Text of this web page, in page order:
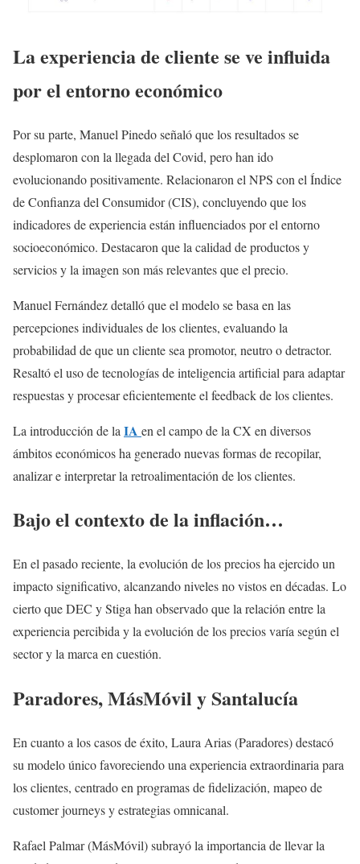
La experiencia de cliente se ve influida
por el entorno económico
Por su parte, Manuel Pinedo señaló que los resultados se
desplomaron con la llegada del Covid, pero han ido
evolucionando positivamente. Relacionaron el NPS con el Índice
de Confianza del Consumidor (CIS), concluyendo que los
indicadores de experiencia están influenciados por el entorno
socioeconómico. Destacaron que la calidad de productos y
servicios y la imagen son más relevantes que el precio.
Manuel Fernández detalló que el modelo se basa en las
percepciones individuales de los clientes, evaluando la
probabilidad de que un cliente sea promotor, neutro o detractor.
Resaltó el uso de tecnologías de inteligencia artificial para adaptar
respuestas y procesar eficientemente el feedback de los clientes.
La introducción de la IA en el campo de la CX en diversos
ámbitos económicos ha generado nuevas formas de recopilar,
analizar e interpretar la retroalimentación de los clientes.
Bajo el contexto de la inflación…
En el pasado reciente, la evolución de los precios ha ejercido un
impacto significativo, alcanzando niveles no vistos en décadas. Lo
cierto que DEC y Stiga han observado que la relación entre la
experiencia percibida y la evolución de los precios varía según el
sector y la marca en cuestión.
Paradores, MásMóvil y Santalucía
En cuanto a los casos de éxito, Laura Arias (Paradores) destacó
su modelo único favoreciendo una experiencia extraordinaria para
los clientes, centrado en programas de fidelización, mapeo de
customer journeys y estrategias omnicanal.
Rafael Palmar (MásMóvil) subrayó la importancia de llevar la